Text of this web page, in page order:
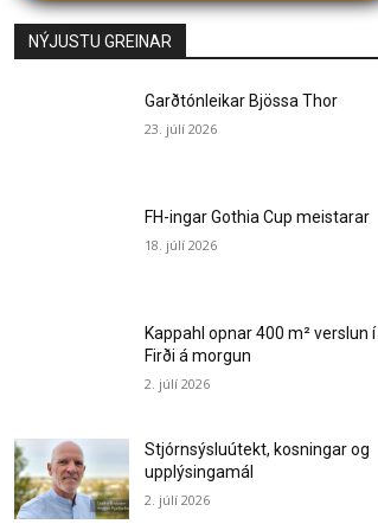
NÝJUSTU GREINAR
Garðtónleikar Bjössa Thor
23. júlí 2026
FH-ingar Gothia Cup meistarar
18. júlí 2026
Kappahl opnar 400 m² verslun í
Firði á morgun
2. júlí 2026
Stjórnsýsluútekt, kosningar og
upplýsingamál
2. júlí 2026